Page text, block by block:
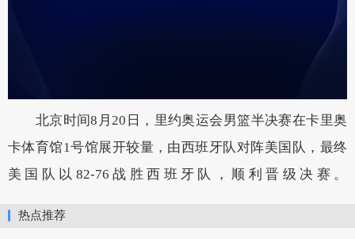
北京时间8月20日，里约奥运会男篮半决赛在卡里奥
卡体育馆1号馆展开较量，由西班牙队对阵美国队，最终
美国队以82-76战胜西班牙队，顺利晋级决赛。
热点推荐